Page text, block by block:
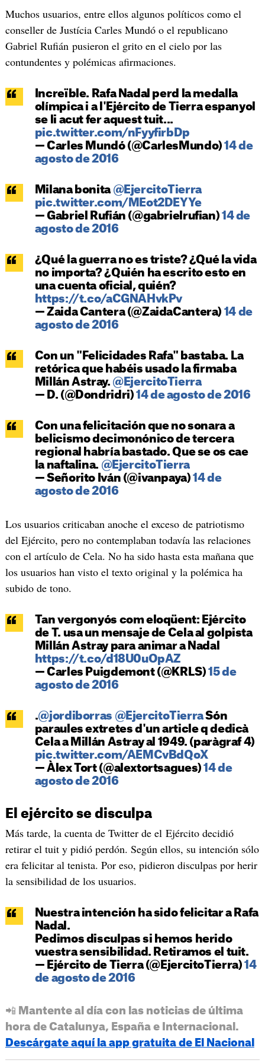
Muchos usuarios, entre ellos algunos políticos como el
conseller de Justícia Carles Mundó o el republicano
Gabriel Rufián pusieron el grito en el cielo por las
contundentes y polémicas afirmaciones.
Increïble. Rafa Nadal perd la medalla
olímpica i a l'Ejército de Tierra espanyol
se li acut fer aquest tuit...
pic.twitter.com/nFyyfirbDp
— Carles Mundó (@CarlesMundo)14 de
agosto de 2016
Milana bonita @EjercitoTierra
pic.twitter.com/MEot2DEYYe
— Gabriel Rufián (@gabrielrufian) 14 de
agosto de 2016
¿Qué la guerra no es triste? ¿Qué la vida
no importa? ¿Quién ha escrito esto en
una cuenta oficial, quién?
https://t.co/aCGNAHvkPv
— Zaida Cantera (@ZaidaCantera) 14 de
agosto de 2016
Con un "Felicidades Rafa" bastaba. La
retórica que habéis usado la firmaba
Millán Astray. @EjercitoTierra
— D. (@Dondridri)14 de agosto de 2016
Con una felicitación que no sonara a
belicismo decimonónico de tercera
regional habría bastado. Que se os cae
la naftalina. @EjercitoTierra
— Señorito Iván (@ivanpaya)14 de
agosto de 2016
Los usuarios criticaban anoche el exceso de patriotismo
del Ejército, pero no contemplaban todavía las relaciones
con el artículo de Cela. No ha sido hasta esta mañana que
los usuarios han visto el texto original y la polémica ha
subido de tono.
Tan vergonyós com eloqüent: Ejército
de T. usa un mensaje de Cela al golpista
Millán Astray para animar a Nadal
https://t.co/d18U0uOpAZ
— Carles Puigdemont (@KRLS)15 de
agosto de 2016
.@jordiborras @EjercitoTierraSón
paraules extretes d'un article q dedicà
Cela a Millán Astray al 1949. (paràgraf 4)
pic.twitter.com/AEMCvBdQoX
— Àlex Tort (@alextortsagues)14 de
agosto de 2016
El ejército se disculpa
Más tarde, la cuenta de Twitter de el Ejército decidió
retirar el tuit y pidió perdón. Según ellos, su intención sólo
era felicitar al tenista. Por eso, pidieron disculpas por herir
la sensibilidad de los usuarios.
Nuestra intención ha sido felicitar a Rafa
Nadal.
Pedimos disculpas si hemos herido
vuestra sensibilidad. Retiramos el tuit.
— Ejército de Tierra (@EjercitoTierra)14
de agosto de 2016
📲 Mantente al día con las noticias de última
hora de Catalunya, España e Internacional.
Descárgate aquí la app gratuita de El Nacional